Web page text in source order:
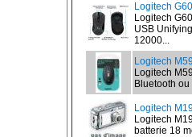
Logitech
Logitech
USB
12000...
Logitech
Logitech
Bluetooth
Logitech
Logitech
batterie 18